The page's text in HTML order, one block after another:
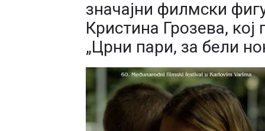
значајни филмски
Кристина Грозева,
„Црни пари, за бели